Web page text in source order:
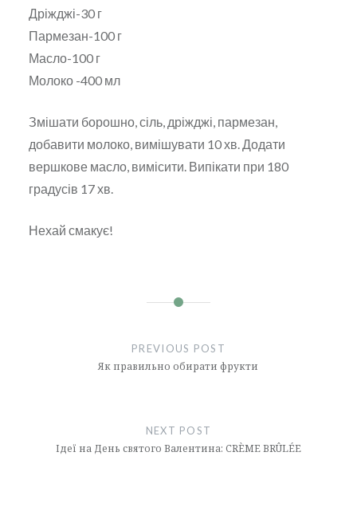
Дріжджі-30 г
Пармезан-100 г
Масло-100 г
Молоко -400 мл
Змішати борошно, сіль, дріжджі, пармезан,
добавити молоко, вимішувати 10 хв. Додати
вершкове масло, вимісити. Випікати при 180
градусів 17 хв.
Нехай смакує!
PREVIOUS POST
Як правильно обирати фрукти
NEXT POST
Ідеї ​​на День святого Валентина: CRÈME BRÛLÉE